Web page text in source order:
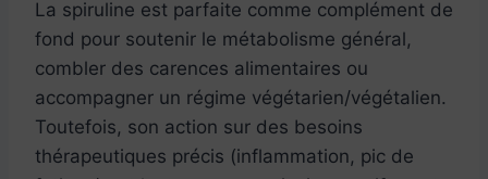
La spiruline est parfaite comme complément de
fond pour soutenir le métabolisme général,
combler des carences alimentaires ou
accompagner un régime végétarien/végétalien.
Toutefois, son action sur des besoins
thérapeutiques précis (inflammation, pic de